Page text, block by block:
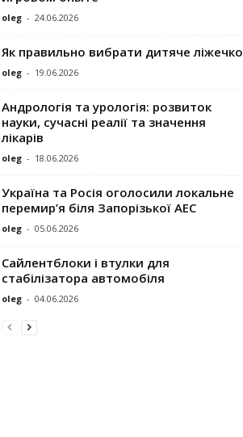
oleg - 24.06.2026
Як правильно вибрати дитяче ліжечко
oleg - 19.06.2026
Андрологія та урологія: розвиток
науки, сучасні реалії та значення
лікарів
oleg - 18.06.2026
Україна та Росія оголосили локальне
перемир’я біля Запорізької АЕС
oleg - 05.06.2026
Сайлентблоки і втулки для
стабілізатора автомобіля
oleg - 04.06.2026